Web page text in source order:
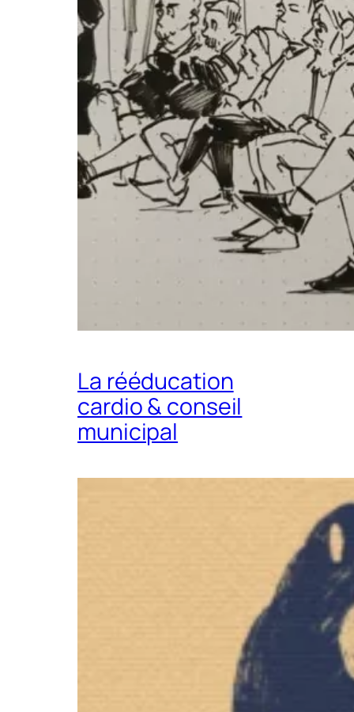
La rééducation
cardio & conseil
municipal